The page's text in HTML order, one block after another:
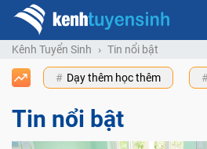
Kênh Tuyển Sinh Tin nổi bật
Dạy thêm học thêm
Tin nổi bật